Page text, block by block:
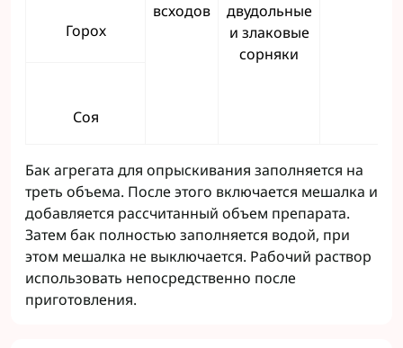
всходов
двудольные
и злаковые
сорняки
Горох
Соя
Бак агрегата для опрыскивания заполняется на
треть объема. После этого включается мешалка и
добавляется рассчитанный объем препарата.
Затем бак полностью заполняется водой, при
этом мешалка не выключается. Рабочий раствор
использовать непосредственно после
приготовления.